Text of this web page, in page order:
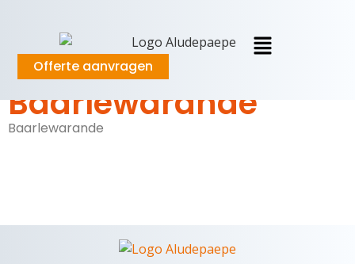
Offerte aanvragen
Baarlewarande
Baarlewarande